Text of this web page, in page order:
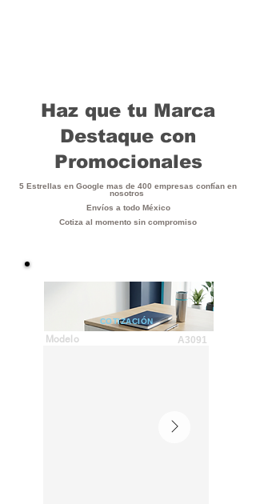
5 Estrellas en Google mas de 400 empresas confían en
nosotros
Envíos a todo México
Cotiza al momento sin compromiso
Haz que tu Marca
Destaque con
Promocionales
COTIZACIÓN
Modelo A3091